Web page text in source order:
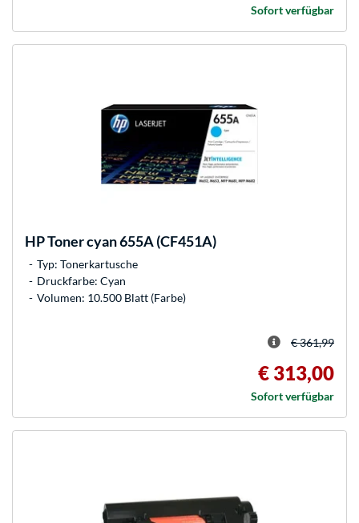
Sofort verfügbar
HPToner cyan 655A (CF451A)
Typ: Tonerkartusche
Druckfarbe: Cyan
Volumen: 10.500 Blatt (Farbe)
€ 361,99
€ 313,00
Sofort verfügbar